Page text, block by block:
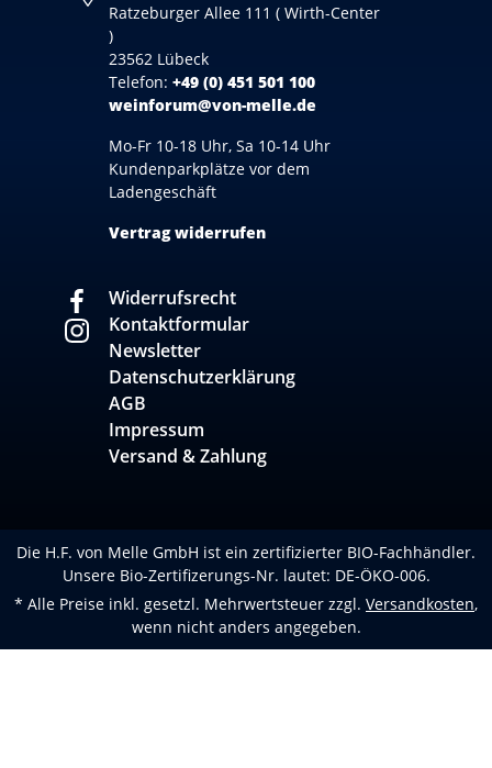
Ratzeburger Allee 111 ( Wirth-Center
)
23562 Lübeck
Telefon: +49 (0) 451 501 100
weinforum@von-melle.de
Mo-Fr 10-18 Uhr, Sa 10-14 Uhr
Kundenparkplätze vor dem
Ladengeschäft
Vertrag widerrufen
Widerrufsrecht
Kontaktformular
Newsletter
Datenschutzerklärung
AGB
Impressum
Versand & Zahlung
Die H.F. von Melle GmbH ist ein zertifizierter BIO-Fachhändler.
Unsere Bio-Zertifizerungs-Nr. lautet: DE-ÖKO-006.
* Alle Preise inkl. gesetzl. Mehrwertsteuer zzgl. Versandkosten,
wenn nicht anders angegeben.